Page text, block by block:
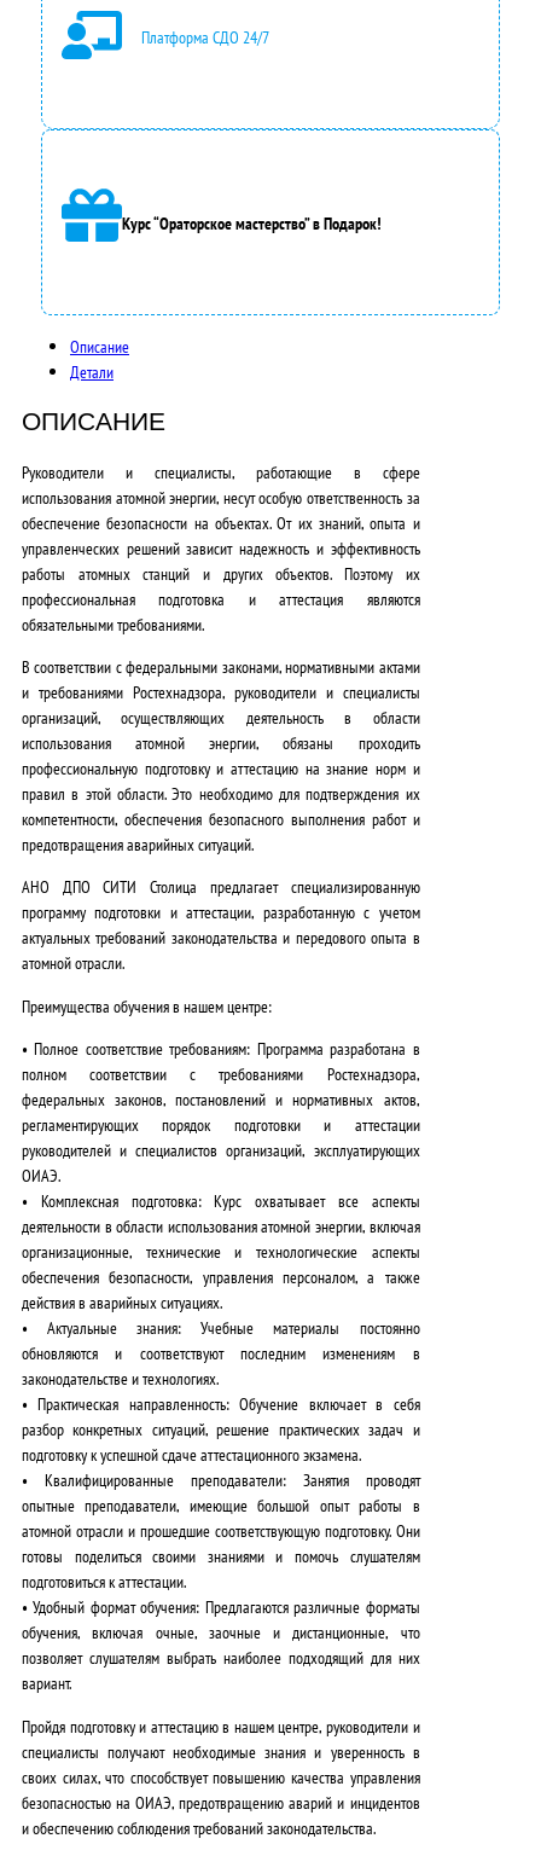
в
л
я
л
а
9
0
0
0
,
0
₽
.
Платформа СДО 24/7
Курс “Ораторское мастерство” в Подарок!
Описание
Детали
ОПИСАНИЕ
Руководители и специалисты, работающие в сфере
использования атомной энергии, несутособую ответственность за
обеспечение безопасности на объектах. От их знаний, опыта и
управленческих решений зависит надежность и эффективность
работы атомных станций и других объектов. Поэтому их
профессиональная подготовка и аттестация являются
обязательными требованиями.
В соответствии с федеральными законами, нормативными актами
и требованиями Ростехнадзора, руководители и специалисты
организаций, осуществляющих деятельность в области
использования атомной энергии,обязаны проходить
профессиональную подготовку и аттестациюна знание норм и
правил в этой области. Это необходимо для подтверждения их
компетентности, обеспечения безопасного выполнения работ и
предотвращения аварийных ситуаций.
АНО ДПО СИТИ Столица предлагает специализированную
программу подготовки и аттестации, разработанную с учетом
актуальных требований законодательства и передового опыта в
атомной отрасли.
Преимущества обучения в нашем центре:
•Полное соответствие требованиям: Программа разработана в
полном соответствии с требованиями Ростехнадзора,
федеральных законов, постановлений и нормативных актов,
регламентирующих порядок подготовки и аттестации
руководителей и специалистов организаций, эксплуатирующих
ОИАЭ.
• Комплексная подготовка:Курс охватывает все аспекты
деятельности в области использования атомной энергии, включая
организационные, технические и технологические аспекты
обеспечения безопасности, управления персоналом, а также
действия в аварийных ситуациях.
•Актуальные знания: Учебные материалы постоянно
обновляются и соответствуют последним изменениям в
законодательстве и технологиях.
•Практическая направленность:Обучение включает в себя
разбор конкретных ситуаций, решение практических задач и
подготовку к успешной сдаче аттестационного экзамена.
• Квалифицированные преподаватели:Занятия проводят
опытные преподаватели, имеющие большой опыт работы в
атомной отрасли и прошедшие соответствующую подготовку. Они
готовы поделиться своими знаниями и помочь слушателям
подготовиться к аттестации.
•Удобный формат обучения: Предлагаются различные форматы
обучения, включая очные, заочные и дистанционные, что
позволяет слушателям выбрать наиболее подходящий для них
вариант.
Пройдя подготовку и аттестацию в нашем центре, руководители и
специалисты получаютнеобходимые знания и уверенность в
своих силах, что способствует повышению качества управления
безопасностью на ОИАЭ, предотвращению аварий и инцидентов
и обеспечению соблюдения требований законодательства.